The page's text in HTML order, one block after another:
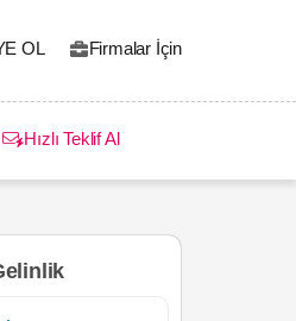
OL Firmalar İçin
Hızlı Teklif Al